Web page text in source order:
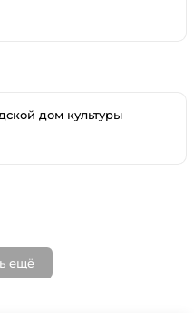
дом культуры
ещё